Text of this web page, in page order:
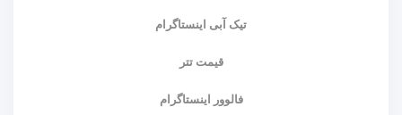
تیک آبی اینستاگرام
قیمت تتر
فالوور اینستاگرام